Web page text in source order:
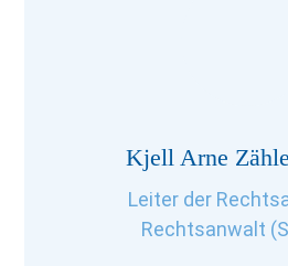
Kjell Arne
Leiter der
Rechtsanwalt